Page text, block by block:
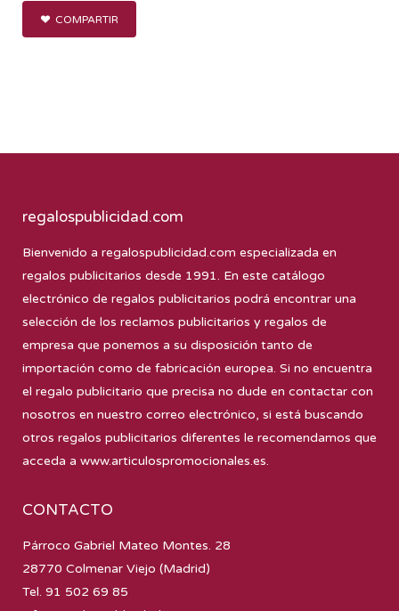
COMPARTIR
regalospublicidad.com
Bienvenido a regalospublicidad.com especializada en
regalos publicitarios desde 1991. En este catálogo
electrónico de regalos publicitarios podrá encontrar una
selección de los reclamos publicitarios y regalos de
empresa que ponemos a su disposición tanto de
importación como de fabricación europea. Si no encuentra
el regalo publicitario que precisa no dude en contactar con
nosotros en nuestro correo electrónico, si está buscando
otros regalos publicitarios diferentes le recomendamos que
acceda a www.articulospromocionales.es.
CONTACTO
Párroco Gabriel Mateo Montes. 28
28770 Colmenar Viejo (Madrid)
Tel. 91 502 69 85